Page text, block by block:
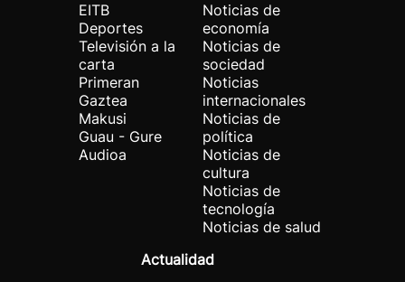
EITB
Deportes
Televisión a la
carta
Primeran
Gaztea
Makusi
Guau - Gure
Audioa
Noticias de
economía
Noticias de
sociedad
Noticias
internacionales
Noticias de
política
Noticias de
cultura
Noticias de
tecnología
Noticias de salud
Actualidad